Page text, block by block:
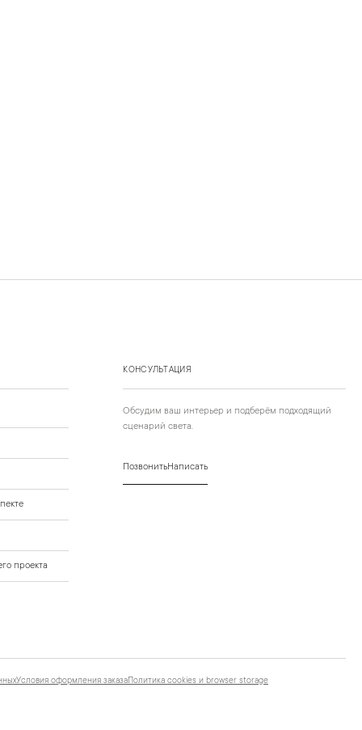
КОНСУЛЬТАЦИЯ
Обсудим ваш интерьер и подберём подходящий
сценарий света.
ПозвонитьНаписать
проекта
Условия оформления заказаПолитика cookies и browser storage